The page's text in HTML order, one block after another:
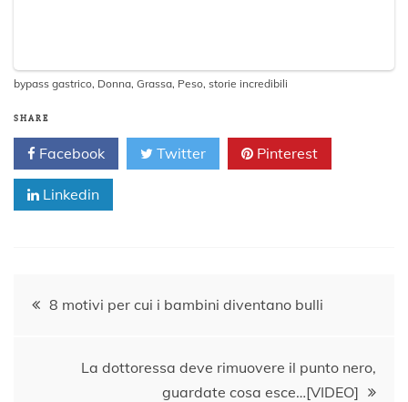
bypass gastrico, Donna, Grassa, Peso, storie incredibili
SHARE
Facebook Twitter Pinterest
Linkedin
Navigazione
8 motivi per cui i bambini diventano bulli
La dottoressa deve rimuovere il punto nero,
guardate cosa esce…[VIDEO]